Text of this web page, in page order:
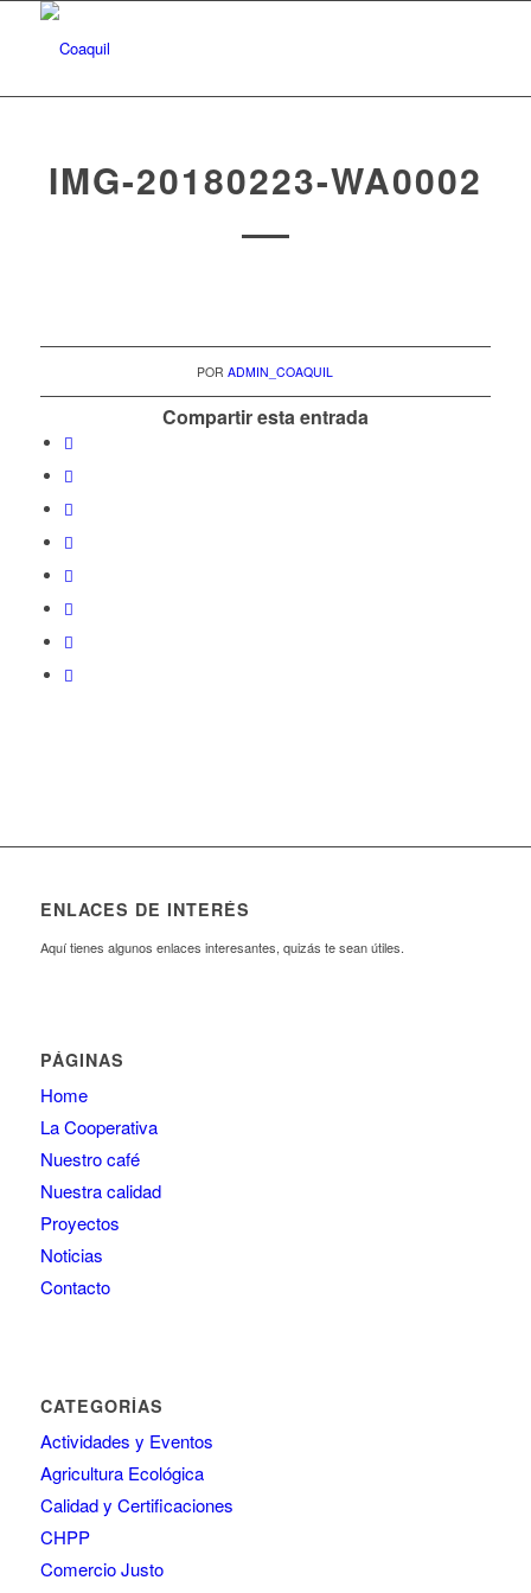
IMG-20180223-WA0002
PORADMIN_COAQUIL
Compartir esta entrada
ENLACES DE INTERÉS
Aquí tienes algunos enlaces interesantes, quizás te sean útiles.
PÁGINAS
Home
La Cooperativa
Nuestro café
Nuestra calidad
Proyectos
Noticias
Contacto
CATEGORÍAS
Actividades y Eventos
Agricultura Ecológica
Calidad y Certificaciones
CHPP
Comercio Justo